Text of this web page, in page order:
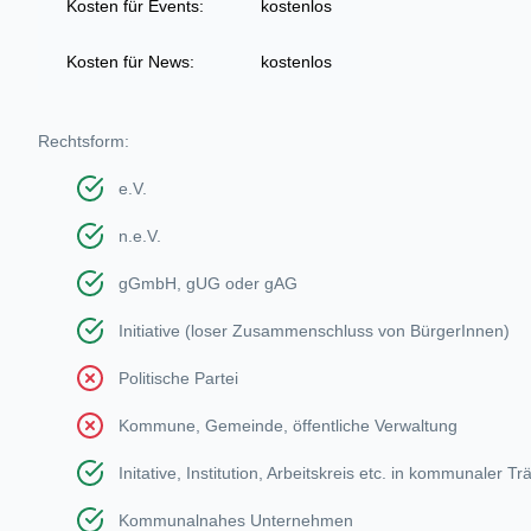
Kosten für Events: kostenlos
Kosten für News: kostenlos
Rechtsform:
e.V.
n.e.V.
gGmbH, gUG oder gAG
Initiative (loser Zusammenschluss von BürgerInnen)
Politische Partei
Kommune, Gemeinde, öffentliche Verwaltung
Initative, Institution, Arbeitskreis etc. in kommunaler
Kommunalnahes Unternehmen